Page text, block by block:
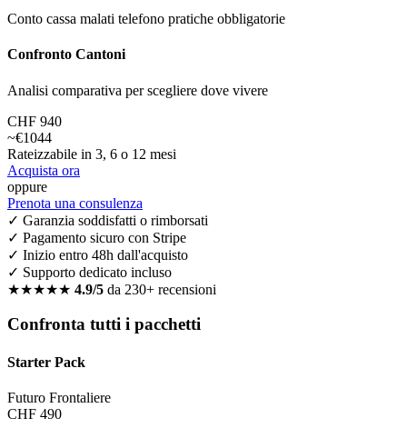
Conto cassa malati telefono pratiche obbligatorie
Confronto Cantoni
Analisi comparativa per scegliere dove vivere
CHF 940
~€1044
Rateizzabile in 3, 6 o 12 mesi
Acquista ora
oppure
Prenota una consulenza
✓ Garanzia soddisfatti o rimborsati
✓ Pagamento sicuro con Stripe
✓ Inizio entro 48h dall'acquisto
✓ Supporto dedicato incluso
★★★★★ 4.9/5 da 230+ recensioni
Confronta tutti i pacchetti
Starter Pack
Futuro Frontaliere
CHF 490